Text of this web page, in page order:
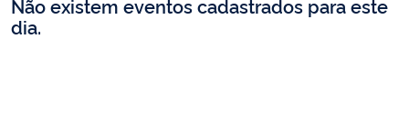
Não existem eventos cadastrados para este
dia.